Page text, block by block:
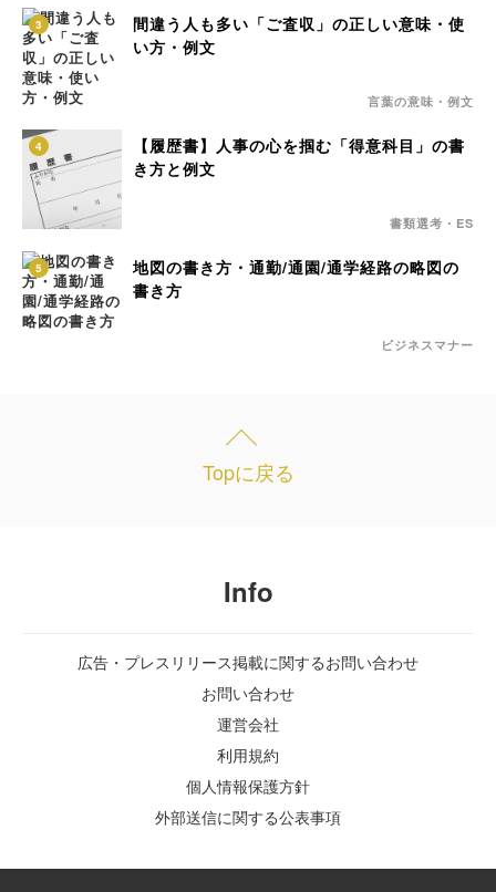
3
間違う人も多い「ご査収」の正しい意味・使
い方・例文
言葉の意味・例文
4
【履歴書】人事の心を掴む「得意科目」の書
き方と例文
書類選考・ES
5
地図の書き方・通勤/通園/通学経路の略図の
書き方
ビジネスマナー
Topに戻る
Info
広告・プレスリリース掲載に関するお問い合わせ
お問い合わせ
運営会社
利用規約
個人情報保護方針
外部送信に関する公表事項